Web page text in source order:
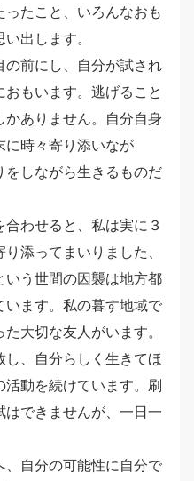
たこと、いろんなおも
出します。
前にし、自分が試され
もいます。逃げること
ありません。自分自身
に時々寄り添いなが
をしながら生きるものだ
わせると、私は実に３
添ってまいりました、
う世間の因襲は地方都
ます。私の暮す地域で
大切な友人がいます。
、自分らしく生きてほ
活動を続けています。刷
はできませんが、一日一
自分の可能性に自分で